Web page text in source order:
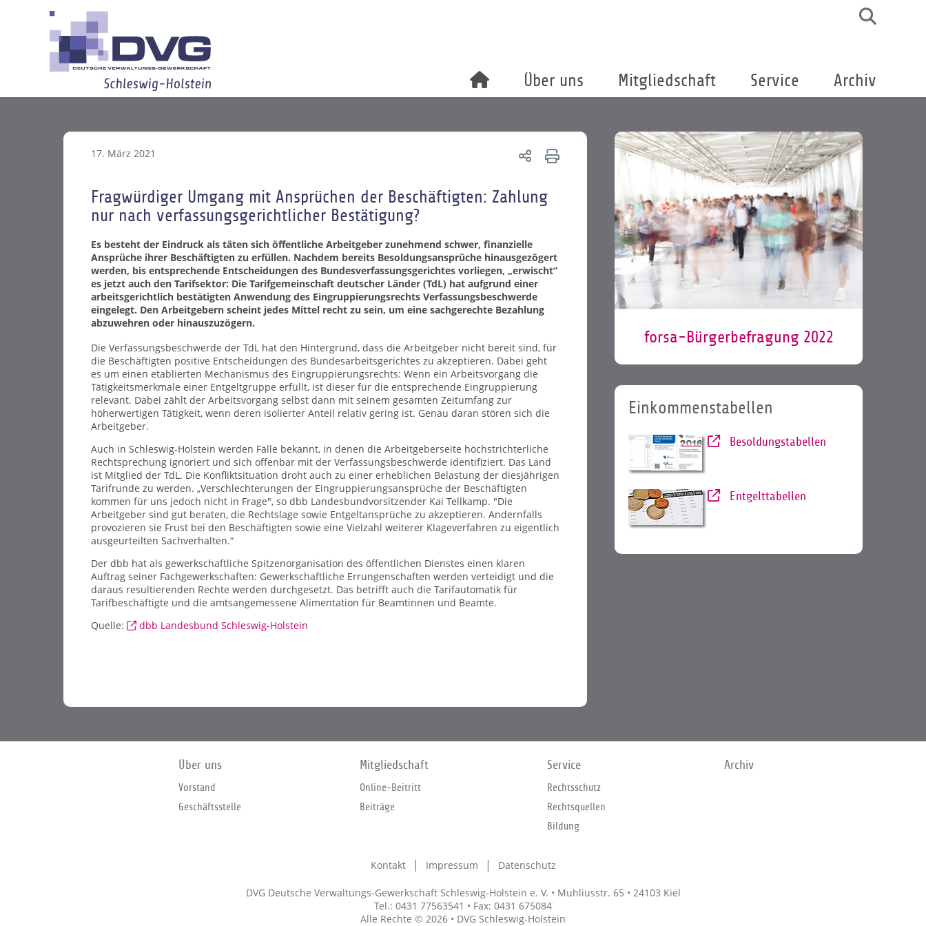
Über uns Mitgliedschaft Service Archiv
17. März 2021
Fragwürdiger Umgang mit Ansprüchen der Beschäftigten: Zahlung
nur nach verfassungsgerichtlicher Bestätigung?
Es besteht der Eindruck als täten sich öffentliche Arbeitgeber zunehmend schwer, finanzielle
Ansprüche ihrer Beschäftigten zu erfüllen. Nachdem bereits Besoldungsansprüche hinausgezögert
werden, bis entsprechende Entscheidungen des Bundesverfassungsgerichtes vorliegen, „erwischt“
es jetzt auch den Tarifsektor: Die Tarifgemeinschaft deutscher Länder (TdL) hat aufgrund einer
arbeitsgerichtlich bestätigten Anwendung des Eingruppierungsrechts Verfassungsbeschwerde
eingelegt. Den Arbeitgebern scheint jedes Mittel recht zu sein, um eine sachgerechte Bezahlung
abzuwehren oder hinauszuzögern.
Die Verfassungsbeschwerde der TdL hat den Hintergrund, dass die Arbeitgeber nicht bereit sind, für
die Beschäftigten positive Entscheidungen des Bundesarbeitsgerichtes zu akzeptieren. Dabei geht
es um einen etablierten Mechanismus des Eingruppierungsrechts: Wenn ein Arbeitsvorgang die
Tätigkeitsmerkmale einer Entgeltgruppe erfüllt, ist dieser für die entsprechende Eingruppierung
relevant. Dabei zählt der Arbeitsvorgang selbst dann mit seinem gesamten Zeitumfang zur
höherwertigen Tätigkeit, wenn deren isolierter Anteil relativ gering ist. Genau daran stören sich die
Arbeitgeber.
Auch in Schleswig-Holstein werden Fälle bekannt, in denen die Arbeitgeberseite höchstrichterliche
Rechtsprechung ignoriert und sich offenbar mit der Verfassungsbeschwerde identifiziert. Das Land
ist Mitglied der TdL. Die Konfliktsituation droht auch zu einer erheblichen Belastung der diesjährigen
Tarifrunde zu werden. „Verschlechterungen der Eingruppierungsansprüche der Beschäftigten
kommen für uns jedoch nicht in Frage", so dbb Landesbundvorsitzender Kai Tellkamp. "Die
Arbeitgeber sind gut beraten, die Rechtslage sowie Entgeltansprüche zu akzeptieren. Andernfalls
provozieren sie Frust bei den Beschäftigten sowie eine Vielzahl weiterer Klageverfahren zu eigentlich
ausgeurteilten Sachverhalten.“
Der dbb hat als gewerkschaftliche Spitzenorganisation des öffentlichen Dienstes einen klaren
Auftrag seiner Fachgewerkschaften: Gewerkschaftliche Errungenschaften werden verteidigt und die
daraus resultierenden Rechte werden durchgesetzt. Das betrifft auch die Tarifautomatik für
Tarifbeschäftigte und die amtsangemessene Alimentation für Beamtinnen und Beamte.
Quelle:
dbb Landesbund Schleswig-Holstein
forsa-Bürgerbefragung 2022
Einkommenstabellen
Besoldungstabellen
Entgelttabellen
Über uns
Vorstand
Geschäftsstelle
Mitgliedschaft
Online-Beitritt
Beiträge
Service
Rechtsschutz
Rechtsquellen
Bildung
Archiv
Kontakt Impressum Datenschutz
DVG Deutsche Verwaltungs-Gewerkschaft Schleswig-Holstein e. V. • Muhliusstr. 65 • 24103 Kiel
Tel.: 0431 77563541 • Fax: 0431 675084
Alle Rechte © 2026 • DVG Schleswig-Holstein